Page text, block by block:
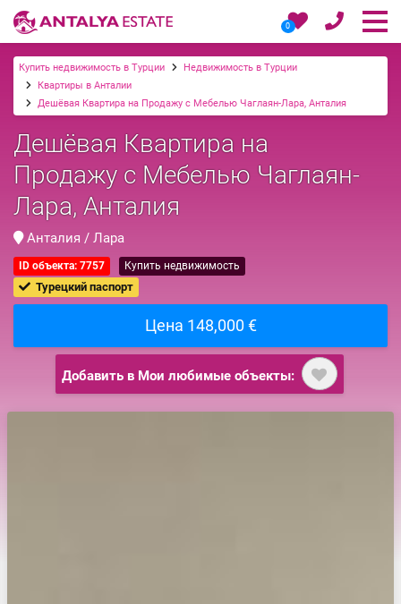
0
Купить недвижимость в Турции
Недвижимость в Турции
Квартиры в Анталии
Дешёвая Квартира на Продажу с Мебелью Чаглаян-Лара, Анталия
Дешёвая Квартира на
Продажу с Мебелью Чаглаян-
Лара, Анталия
Анталия / Лара
ID объекта: 7757 Купить недвижимость
Турецкий паспорт
Цена 148,000 €
Добавить в Мои любимые объекты: